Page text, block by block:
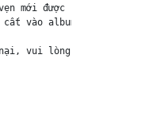
mới được chấp nhận đổi
vào album, hoặc ép giữa
nại, vui lòng liên hệ trực